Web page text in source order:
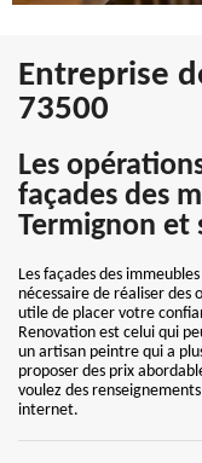
Entreprise
73500
Les
façades des
Termignon et
Les façades des
nécessaire de réaliser des
utile de placer votre
Renovation est celui qui
un artisan peintre qui a
proposer des prix
voulez des
internet.